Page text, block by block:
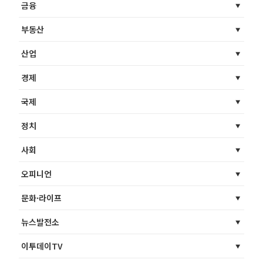
금융
부동산
산업
경제
국제
정치
사회
오피니언
문화·라이프
뉴스발전소
이투데이TV